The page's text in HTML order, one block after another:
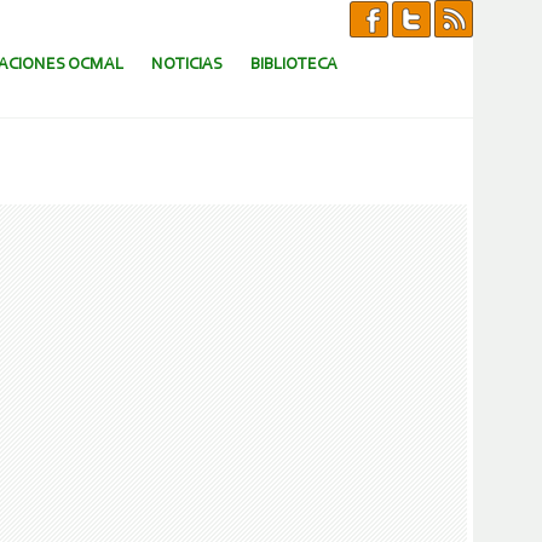
OCMAL NOTICIAS BIBLIOTECA